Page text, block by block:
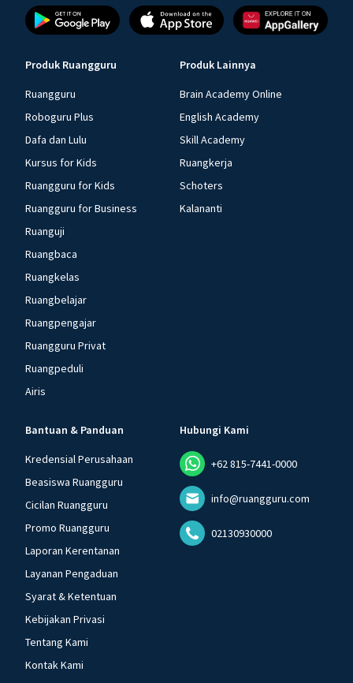
Produk Ruangguru
Ruangguru
Roboguru Plus
Dafa dan Lulu
Kursus for Kids
Ruangguru for Kids
Ruangguru for Business
Ruanguji
Ruangbaca
Ruangkelas
Ruangbelajar
Ruangpengajar
Ruangguru Privat
Ruangpeduli
Airis
Produk Lainnya
Brain Academy Online
English Academy
Skill Academy
Ruangkerja
Schoters
Kalananti
Bantuan & Panduan
Kredensial Perusahaan
Beasiswa Ruangguru
Cicilan Ruangguru
Promo Ruangguru
Laporan Kerentanan
Layanan Pengaduan
Syarat & Ketentuan
Kebijakan Privasi
Tentang Kami
Kontak Kami
Hubungi Kami
+62 815-7441-0000
info@ruangguru.com
02130930000